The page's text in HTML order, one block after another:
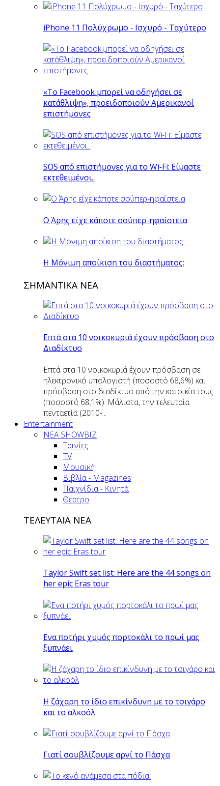
iPhone 11 Πολύχρωμο - Ισχυρό - Ταχύτερο
«Το Facebook μπορεί να οδηγήσει σε
κατάθλιψη», προειδοποιούν Αμερικανοί
επιστήμονες
SOS από επιστήμονες για το Wi-Fi: Είμαστε
εκτεθειμένοι..
O Άρης είχε κάποτε σούπερ-ηφαίστεια
H Mόνιμη αποίκιση του διαστήματος:
ΣΗΜΑΝΤΙΚΑ ΝΕΑ
Επτά στα 10 νοικοκυριά έχουν πρόσβαση στο
Διαδίκτυο
Επτά στα 10 νοικοκυριά έχουν πρόσβαση σε
ηλεκτρονικό υπολογιστή (ποσοστό 68,6%) και
πρόσβαση στο διαδίκτυο από την κατοικία τους
(ποσοστό 68,1%). Μάλιστα, την τελευταία
πενταετία (2010-...
Entertainment
ΝΕΑ SHOWBIZ
Ταινίες
TV
Μουσική
Βιβλία - Magazines
Παιχνίδια - Κινητά
Θέατρο
ΤΕΛΕΥΤΑΙΑ ΝΕΑ
Taylor Swift set list: Here are the 44 songs on
her epic Eras tour
Eνα ποτήρι χυμός πορτοκάλι το πρωί μας
ξυπνάει
Η ζάχαρη το ίδιο επικίνδυνη με το τσιγάρο
και το αλκοόλ
Γιατί σουβλίζουμε αρνί το Πάσχα